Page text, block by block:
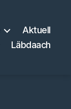
Aktuell
Läbdaach